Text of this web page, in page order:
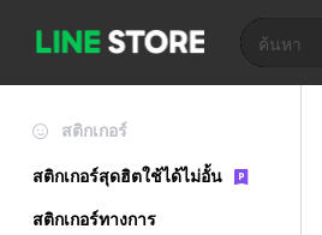
สติกเกอร์
สติกเกอร์สุดฮิตใช้ได้ไม่อั้น
สติกเกอร์ทางการ